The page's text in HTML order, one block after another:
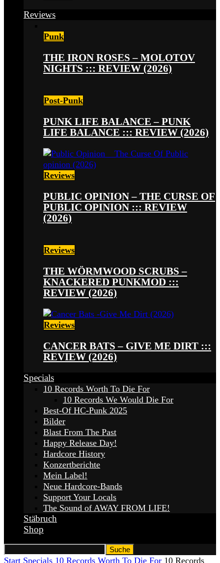
Reviews
Punk
THE IRON ROSES – MOLOTOV
NIGHTS ::: REVIEW (2026)
Post-Punk
PUNK LIFE BALANCE – PUNK
LIFE BALANCE ::: REVIEW (2026)
Reviews
PUBLIC OPINION – THE CURSE OF
PUBLIC OPINION ::: REVIEW
(2026)
Reviews
THE WÖRMWOOD SCRUBS –
KNACKERED PUNKMOD :::
REVIEW (2026)
Reviews
CANCER BATS – GIVE ME DIRT :::
REVIEW (2026)
Specials
10 Records Worth To Die For
10 Records We Would Die For
Best-Of HC-Punk 2025
Bilder
Blast From The Past
Happy Release Day!
Hardcore History
Konzertberichte
Mein Label!
Neue Hardcore-Bands
Support Your Locals
The Sound of AWAY FROM LIFE!
Stäbruch
Shop
Start Specials 10 Records Worth To Die For 10 Records